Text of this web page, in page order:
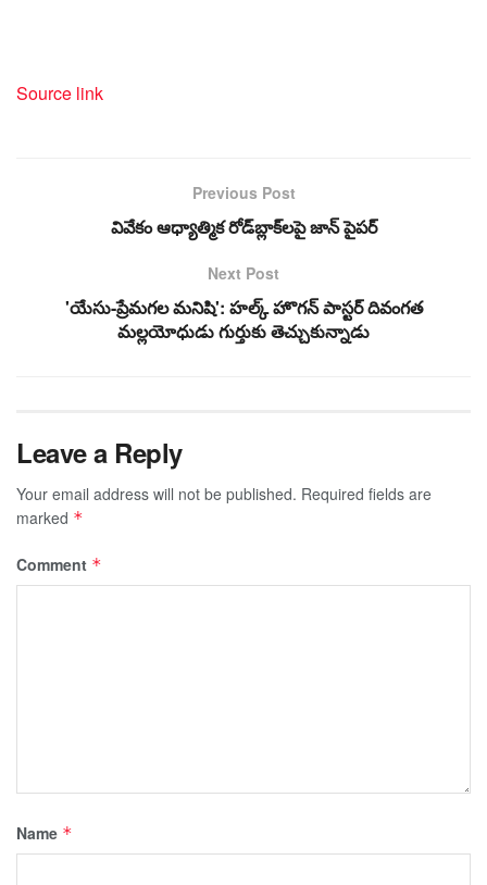
Source link
Previous Post
వివేకం ఆధ్యాత్మిక రోడ్‌బ్లాక్‌లపై జాన్ పైపర్
Next Post
'యేసు-ప్రేమగల మనిషి': హల్క్ హొగన్ పాస్టర్ దివంగత
మల్లయోధుడు గుర్తుకు తెచ్చుకున్నాడు
Leave a Reply
Your email address will not be published. Required fields are
marked *
Comment *
Name *